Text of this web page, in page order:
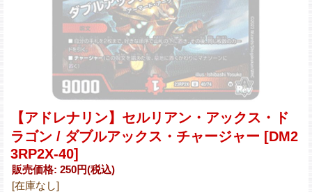
【アドレナリン】セルリアン・アックス・ド
ラゴン / ダブルアックス・チャージャー [DM2
3RP2X-40]
販売価格: 250円(税込)
[在庫なし]